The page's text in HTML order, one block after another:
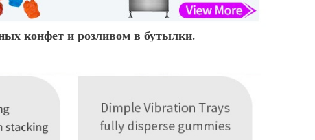
конфет и розливом в бутылки.